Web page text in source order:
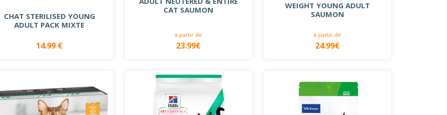
CHAT STERILISED YOUNG
ADULT PACK MIXTE
14.99 €
CAT SAUMON
à partir de
23.99€
WEIGHT YOUNG ADULT
SAUMON
à partir de
24.99€